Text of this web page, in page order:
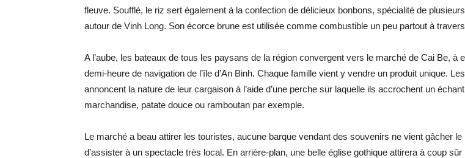
fleuve. Soufflé, le riz sert également à la confection de délicieux bonbons, spécialité de
autour de Vinh Long. Son écorce brune est utilisée comme combustible un peu partout à
A l’aube, les bateaux de tous les paysans de la région convergent vers le marché de Cai Be, à
demi-heure de navigation de l’île d’An Binh. Chaque famille vient y vendre un produit unique.
annoncent la nature de leur cargaison à l’aide d’une perche sur laquelle ils accrochent un
marchandise, patate douce ou ramboutan par exemple.
Le marché a beau attirer les touristes, aucune barque vendant des souvenirs ne vient gâcher le
d’assister à un spectacle très local. En arrière-plan, une belle église gothique attirera à coup sûr